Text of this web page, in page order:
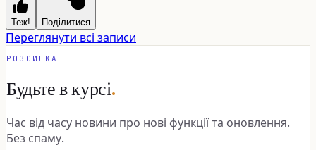
Теж! Поділитися
Переглянути всі записи
РОЗСИЛКА
Будьте в курсі.
Час від часу новини про нові функції та оновлення.
Без спаму.